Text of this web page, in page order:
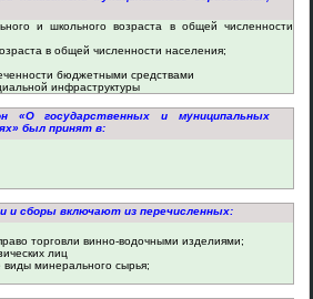
и школьного возраста в общей численности
в общей численности населения;
бюджетными средствами
инфраструктуры
«О государственных и муниципальных
был принят в:
и сборы включают из перечисленных:
торговли винно-водочными изделиями;
лиц
минерального сырья;